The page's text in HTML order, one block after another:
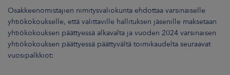
Osakkeenomistajien nimitysvaliokunta ehdottaa varsinaiselle
yhtiökokoukselle, että valittaville hallituksen jäsenille maksetaan
yhtiökokouksen päättyessä alkavalta ja vuoden 2024 varsinaisen
yhtiökokouksen päättyessä päättyvältä toimikaudelta seuraavat
vuosipalkkiot: